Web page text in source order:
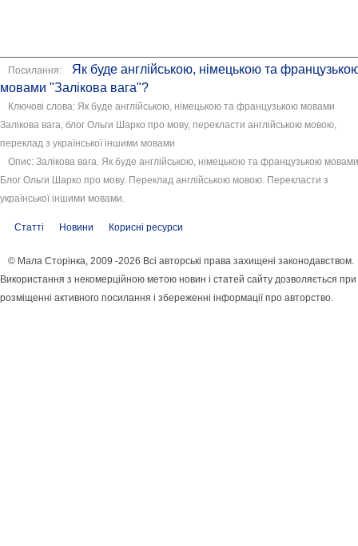
Посилання:
Як буде англійською, німецькою та
мовами "Залікова вага"?
Ключові слова: Як буде англійською, німецькою та французькою мовами
Залікова вага, блог Ольги Шарко про мову, перекласти англійською мовою,
переклад з української іншими мовами
Опис: Залікова вага. Як буде англійською, німецькою та французькою
Блог Ольги Шарко про мову. Переклад англійською мовою. Перекласти з
української іншими мовами.
Статті Новини Корисні ресурси
© Мала Сторінка, 2009 -2026 Всі авторські права захищені законодавством.
Використання з некомерційною метою новин і статей сайту дозволяється при
розміщенні активного посилання і збереженні інформації про авторство.